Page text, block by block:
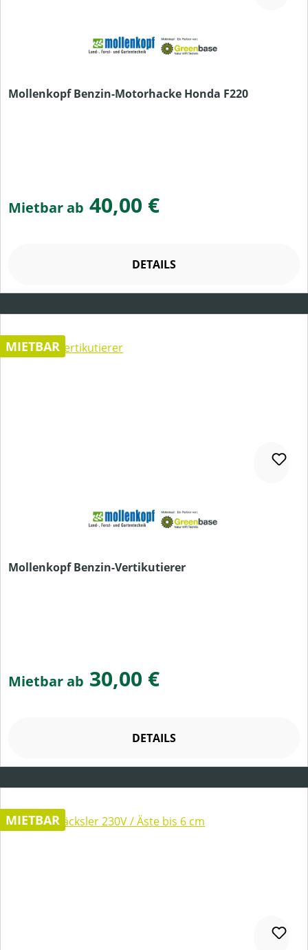
Mollenkopf Benzin-Motorhacke Honda F220
Mietbar ab 40,00 €
DETAILS
MIETBAR
Mollenkopf Benzin-Vertikutierer
Mietbar ab 30,00 €
DETAILS
MIETBAR